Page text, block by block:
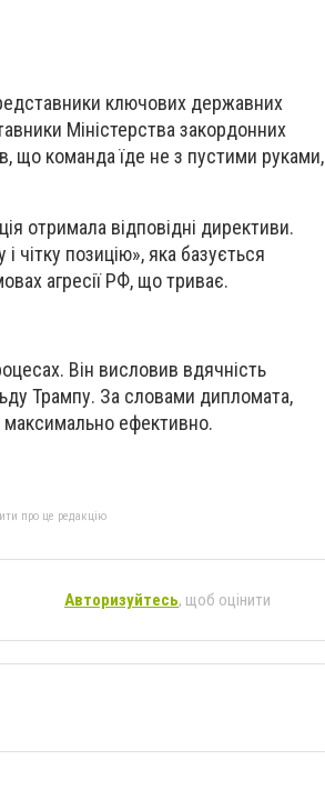
ключових державних
Міністерства закордонних
що команда їде не з пустими руками,
отримала відповідні директиви.
чітку позицію», яка базується
агресії РФ, що триває.
Він висловив вдячність
Трампу. За словами дипломата,
максимально ефективно.
про це редакцію
Авторизуйтесь, щоб оцінити